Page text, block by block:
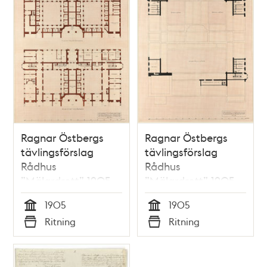
Ragnar Östbergs
tävlingsförslag
Rådhus
”Mälardrott” 1905,
tillägg fullständigt
fängelse, plan
källar- och
bottenvåning
Tid
1905
Typ
Ritning
Ragnar Östbergs
tävlingsförslag
Rådhus
”Mälardrott” 1905,
planritning 1 ½ tr.
Tid
1905
Typ
Ritning